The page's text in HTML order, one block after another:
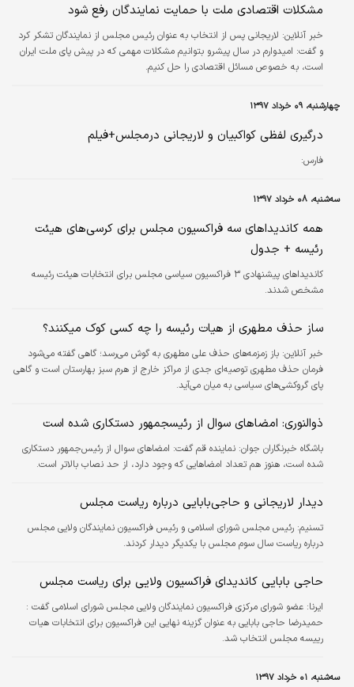
مشکلات اقتصادی ملت با حمایت نمایندگان رفع شود
خبر آنلاین: لاریجانی پس از انتخاب به عنوان رئیس مجلس از نمایندگان تشکر کرد
و گفت: امیدوارم در سال پیشرو بتوانیم مشکلات مهمی که در پیش پای ملت ایران
است، به خصوص مسائل اقتصادی را حل کنیم.
چهارشنبه، ۰۹ خرداد ۱۳۹۷
درگیری لفظی کواکبیان و لاریجانی درمجلس+فیلم
فارس:
سه‌شنبه، ۰۸ خرداد ۱۳۹۷
همه کاندیداهای سه فراکسیون مجلس برای کرسی‌های هیئت
رئیسه + جدول
کاندیدا‌های پیشنهادی ۳ فراکسیون‌ سیاسی مجلس برای انتخابات هیئت رئیسه
مشخص شدند.
ساز حذف مطهری از هیات رئیسه را چه کسی کوک می‎کنند؟
خبر آنلاین: باز زمزمه‌های حذف علی مطهری به گوش می‌رسد؛ گاهی گفته می‌شود
فرمان حذف مطهری توصیه‌ای جدی از مراکز خارج از هرم سبز بهارستان است و گاهی
پای گروکشی‌های سیاسی به میان می‌آید.
ذوالنوری: امضاهای سوال از رئیسجمهور دستکاری شده است
باشگاه خبرنگاران جوان: نماینده قم گفت: امضاهای سوال از رئیس‌جمهور دستکاری
شده است، هنوز هم تعداد امضاهایی که وجود دارد، از حد نصاب بالاتر است.
دیدار لاریجانی و حاجی‌بابایی درباره ریاست مجلس
تسنیم: رئیس مجلس شورای اسلامی و رئیس فراکسیون نمایندگان ولایی مجلس
درباره ریاست سال سوم مجلس با یکدیگر دیدار کردند.
حاجی بابایی کاندیدای فراکسیون ولایی برای ریاست مجلس
ایرنا: عضو شورای مرکزی فراکسیون نمایندگان ولایی مجلس شورای اسلامی گفت :
حمیدرضا حاجی بابایی به عنوان گزینه نهایی این فراکسیون برای انتخابات هیات
رییسه مجلس انتخاب شد.
سه‌شنبه، ۰۱ خرداد ۱۳۹۷